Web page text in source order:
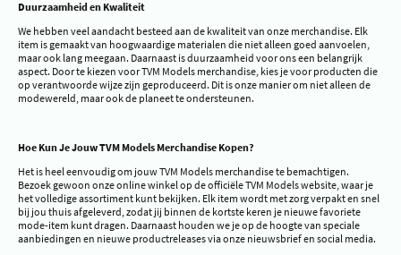
Duurzaamheid en Kwaliteit
We hebben veel aandacht besteed aan de kwaliteit van onze merchandise. Elk
item is gemaakt van hoogwaardige materialen die niet alleen goed aanvoelen,
maar ook lang meegaan. Daarnaast is duurzaamheid voor ons een belangrijk
aspect. Door te kiezen voor TVM Models merchandise, kies je voor producten die
op verantwoorde wijze zijn geproduceerd. Dit is onze manier om niet alleen de
modewereld, maar ook de planeet te ondersteunen.
Hoe Kun Je Jouw TVM Models Merchandise Kopen?
Het is heel eenvoudig om jouw TVM Models merchandise te bemachtigen.
Bezoek gewoon onze online winkel op de officiële TVM Models website, waar je
het volledige assortiment kunt bekijken. Elk item wordt met zorg verpakt en snel
bij jou thuis afgeleverd, zodat jij binnen de kortste keren je nieuwe favoriete
mode-item kunt dragen. Daarnaast houden we je op de hoogte van speciale
aanbiedingen en nieuwe productreleases via onze nieuwsbrief en social media.